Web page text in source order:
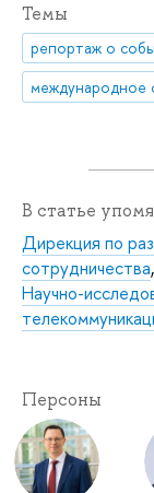
Темы
репортаж о
международное
В статье
Дирекция по
сотрудничества,
Научно-
Персоны